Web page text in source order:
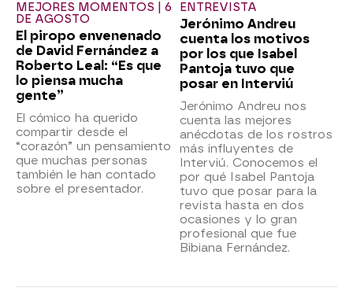
MEJORES MOMENTOS | 6
DE AGOSTO
El piropo envenenado
de David Fernández a
Roberto Leal: “Es que
lo piensa mucha
gente”
El cómico ha querido
compartir desde el
“corazón” un pensamiento
que muchas personas
también le han contado
sobre el presentador.
ENTREVISTA
Jerónimo Andreu
cuenta los motivos
por los que Isabel
Pantoja tuvo que
posar en Interviú
Jerónimo Andreu nos
cuenta las mejores
anécdotas de los rostros
más influyentes de
Interviú. Conocemos el
por qué Isabel Pantoja
tuvo que posar para la
revista hasta en dos
ocasiones y lo gran
profesional que fue
Bibiana Fernández.